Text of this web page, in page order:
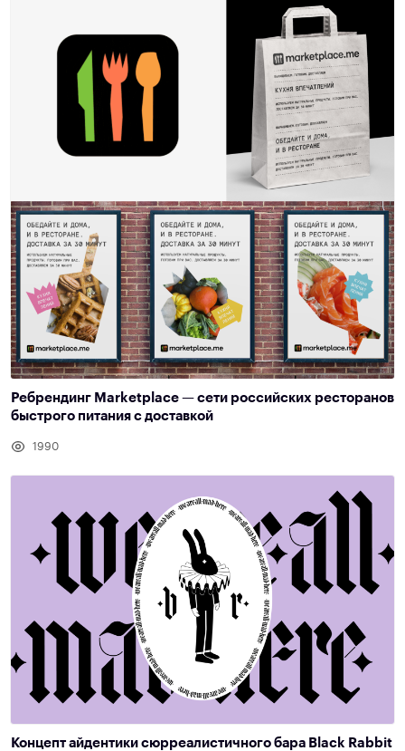
Ребрендинг Marketplace — сети российских ресторанов
быстрого питания с доставкой
1990
Концепт айдентики сюрреалистичного бара Black Rabbit